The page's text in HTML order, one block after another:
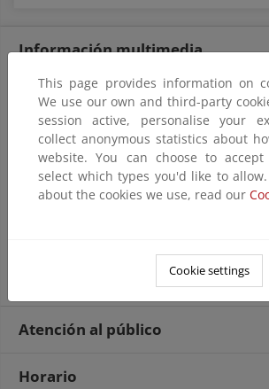
Información multimedia
Atención al público
Horario
This page provides information on
We use our own and third-party
session active, personalise your
collect anonymous statistics about
website. You can choose to
select which types you'd like to
about the cookies we use, read our
Cookie settings